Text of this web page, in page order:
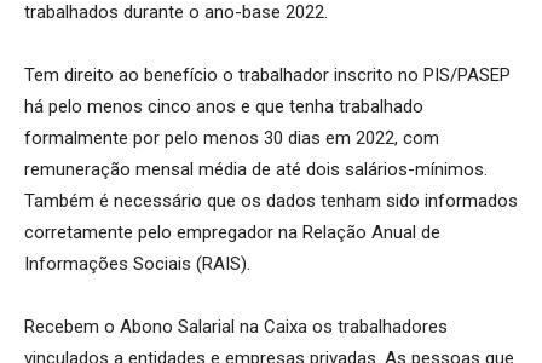
trabalhados durante o ano-base 2022.
Tem direito ao benefício o trabalhador inscrito no PIS/PASEP
há pelo menos cinco anos e que tenha trabalhado
formalmente por pelo menos 30 dias em 2022, com
remuneração mensal média de até dois salários-mínimos.
Também é necessário que os dados tenham sido informados
corretamente pelo empregador na Relação Anual de
Informações Sociais (RAIS).
Recebem o Abono Salarial na Caixa os trabalhadores
vinculados a entidades e empresas privadas. As pessoas que